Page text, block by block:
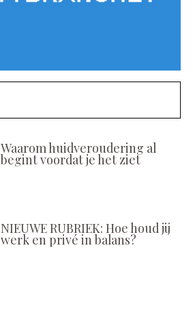
Waarom huidveroudering al
begint voordat je het ziet
NIEUWE RUBRIEK: Hoe houd jij
werk en privé in balans?